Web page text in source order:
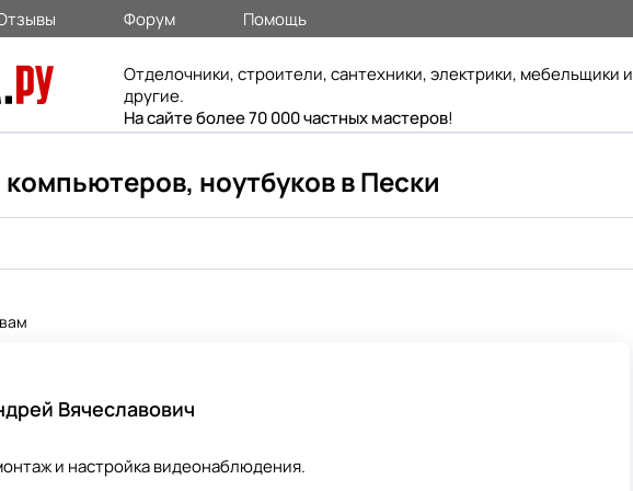
Форум Помощь
Отделочники, строители, сантехники, электрики, мебельщики и
другие.
На сайте более 70 000 частных мастеров!
ноутбуков в Пески
Вячеславович
и настройка видеонаблюдения.